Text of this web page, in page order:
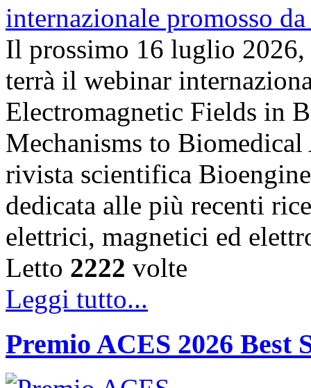
Il prossimo 16 luglio
terrà il webinar
Electromagnetic Fields in
Mechanisms to
rivista scientifica
dedicata alle più recenti
elettrici, magnetici ed
Letto 2222 volte
Leggi tutto...
Premio ACES 2026 Best